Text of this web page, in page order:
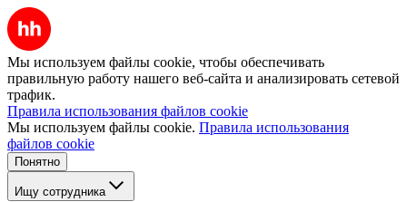
Мы используем файлы cookie, чтобы обеспечивать
правильную работу нашего веб-сайта и анализировать сетевой
трафик.
Правила использования файлов cookie
Мы используем файлы cookie. Правила использования
файлов cookie
Понятно
Ищу сотрудника